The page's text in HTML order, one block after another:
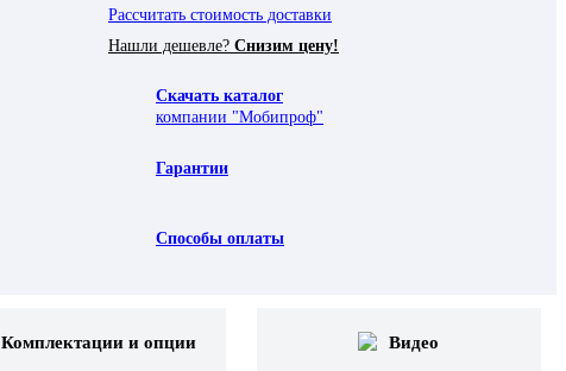
Рассчитать стоимость доставки
Нашли дешевле? Снизим цену!
Скачать каталог
компании "Мобипроф"
Гарантии
Способы оплаты
Комплектации и опции Видео